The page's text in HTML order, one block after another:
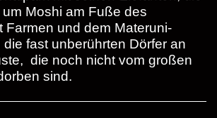
Moshi am Fuße des
Farmen und dem Materuni-
fast unberührten Dörfer an
die noch nicht vom großen
sind.